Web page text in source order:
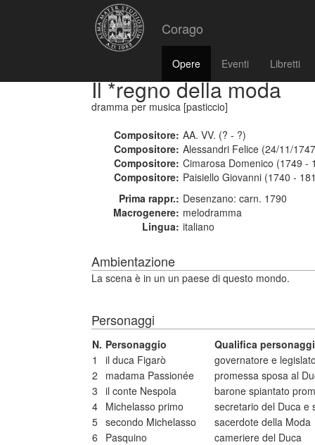
Corago
Opere Eventi Libretti
Il *regno della moda
dramma per musica [pasticcio]
Compositore: AA. VV. (? - ?)
Compositore: Alessandri Felice (24/11/
Compositore: Cimarosa Domenico (1749 -
Compositore: Paisiello Giovanni (1740 -
Prima rappr.: Desenzano: carn. 1790
Macrogenere: melodramma
Lingua: italiano
Ambientazione
La scena è in un un paese di questo mondo.
Personaggi
N. Personaggio
Qualifica
1
il duca Figarò
governatore e
2
madama Passionée
promessa sposa al
3 il conte Nespola
barone spiantato
4 Michelasso primo
secretario del Duca e
5 secondo Michelasso
sacerdote della Moda
6
Pasquino
cameriere del Duca